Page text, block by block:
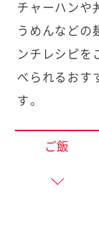
e
a
r
h
チャーハンや
うめんなどの
ンチレシピを
べられるおす
す。
ご飯